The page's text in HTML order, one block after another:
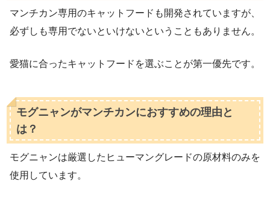
マンチカン専用のキャットフードも開発されていますが、
必ずしも専用でないといけないということもありません。
愛猫に合ったキャットフードを選ぶことが第一優先です。
モグニャンがマンチカンにおすすめの理由と
は？
モグニャンは厳選したヒューマングレードの原材料のみを
使用しています。